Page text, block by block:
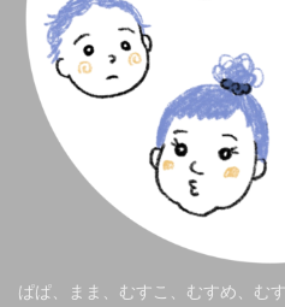
ぱぱ、まま、むすこ、むすめ、む